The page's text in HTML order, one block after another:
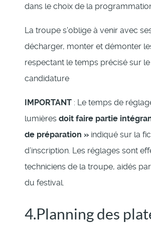
dans le choix de la
La troupe s'oblige à venir avec
décharger, monter et démonter
respectant le temps précisé sur
candidature
IMPORTANT : Le temps de
lumières doit faire partie
de préparation » indiqué sur la
d’inscription. Les réglages sont
techniciens de la troupe, aidés
du festival.
4.Planning des